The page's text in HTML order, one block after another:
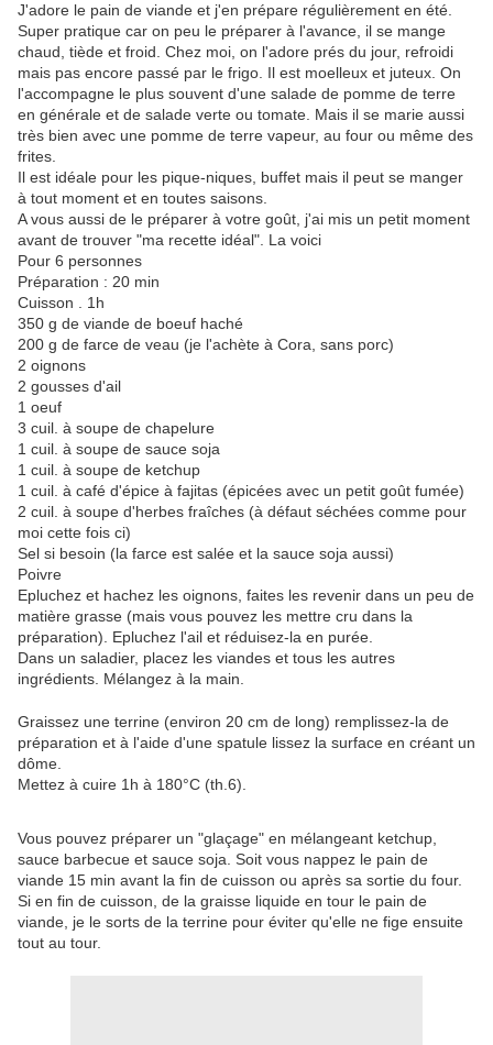
J'adore le pain de viande et j'en prépare régulièrement en été.
Super pratique car on peu le préparer à l'avance, il se mange
chaud, tiède et froid. Chez moi, on l'adore prés du jour, refroidi
mais pas encore passé par le frigo. Il est moelleux et juteux. On
l'accompagne le plus souvent d'une salade de pomme de terre
en générale et de salade verte ou tomate. Mais il se marie aussi
très bien avec une pomme de terre vapeur, au four ou même des
frites.
Il est idéale pour les pique-niques, buffet mais il peut se manger
à tout moment et en toutes saisons.
A vous aussi de le préparer à votre goût, j'ai mis un petit moment
avant de trouver "ma recette idéal". La voici
Pour 6 personnes
Préparation : 20 min
Cuisson . 1h
350 g de viande de boeuf haché
200 g de farce de veau (je l'achète à Cora, sans porc)
2 oignons
2 gousses d'ail
1 oeuf
3 cuil. à soupe de chapelure
1 cuil. à soupe de sauce soja
1 cuil. à soupe de ketchup
1 cuil. à café d'épice à fajitas (épicées avec un petit goût fumée)
2 cuil. à soupe d'herbes fraîches (à défaut séchées comme pour
moi cette fois ci)
Sel si besoin (la farce est salée et la sauce soja aussi)
Poivre
Epluchez et hachez les oignons, faites les revenir dans un peu de
matière grasse (mais vous pouvez les mettre cru dans la
préparation). Epluchez l'ail et réduisez-la en purée.
Dans un saladier, placez les viandes et tous les autres
ingrédients. Mélangez à la main.
Graissez une terrine (environ 20 cm de long) remplissez-la de
préparation et à l'aide d'une spatule lissez la surface en créant un
dôme.
Mettez à cuire 1h à 180°C (th.6).
Vous pouvez préparer un "glaçage" en mélangeant ketchup,
sauce barbecue et sauce soja. Soit vous nappez le pain de
viande 15 min avant la fin de cuisson ou après sa sortie du four.
Si en fin de cuisson, de la graisse liquide en tour le pain de
viande, je le sorts de la terrine pour éviter qu'elle ne fige ensuite
tout au tour.